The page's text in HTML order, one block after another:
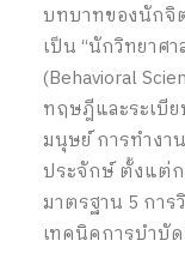
บทบาทของนักจิ
เป็น “นักวิทยา
(Behavioral
ทฤษฎีและระเบี
มนุษย์ การทำงา
ประจักษ์ ตั้งแต่
มาตรฐาน 5 การ
เทคนิคการบำบั